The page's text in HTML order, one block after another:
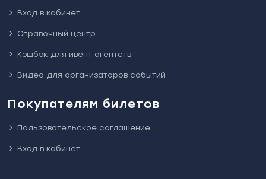
регистрации на мероприятие.
Вход в кабинет
Справочный центр
Кэшбэк для ивент агентств
Видео для организаторов событий
Покупателям билетов
Пользовательское соглашение
Вход в кабинет